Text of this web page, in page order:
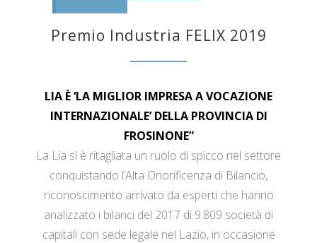
Premio Industria FELIX 2019
LIA È ‘LA MIGLIOR IMPRESA A VOCAZIONE
INTERNAZIONALE’ DELLA PROVINCIA DI
FROSINONE”
La Lia si è ritagliata un ruolo di spicco nel settore
conquistando l’Alta Onorificenza di Bilancio,
riconoscimento arrivato da esperti che hanno
analizzato i bilanci del 2017 di 9.809 società di
capitali con sede legale nel Lazio, in occasione